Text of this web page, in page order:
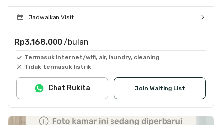
Jadwalkan Visit
Rp3.168.000 /bulan
Termasuk internet/wifi, air, laundry, cleaning
Tidak termasuk listrik
Join Waiting List
Chat Rukita